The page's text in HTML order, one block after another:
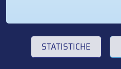
STATISTICHE